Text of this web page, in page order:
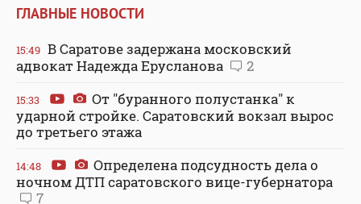
ГЛАВНЫЕ НОВОСТИ
15:49 В Саратове задержана московский
адвокат Надежда Ерусланова
2
15:33
От "буранного полустанка" к
ударной стройке. Саратовский вокзал вырос
до третьего этажа
14:48
Определена подсудность дела о
ночном ДТП саратовского вице-губернатора
7